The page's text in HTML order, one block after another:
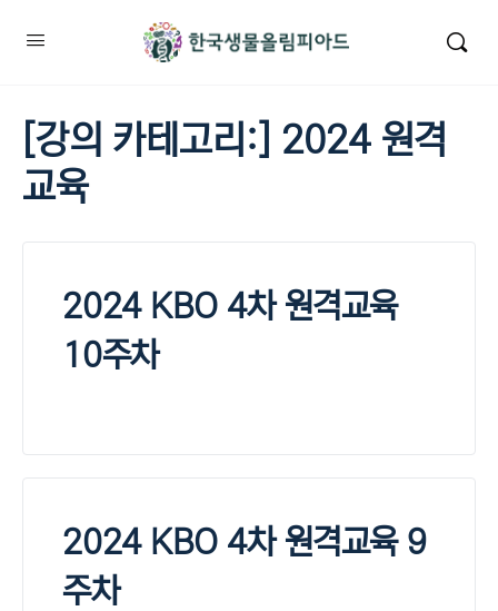
[강의 카테고리:] 2024 원격
교육
2024 KBO 4차 원격교육
10주차
2024 KBO 4차 원격교육 9
주차